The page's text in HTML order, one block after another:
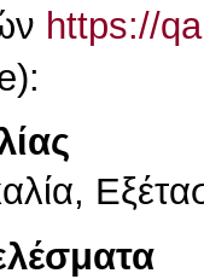
https://